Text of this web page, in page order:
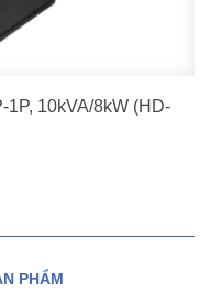
1P, 10kVA/8kW (HD-
PHẨM